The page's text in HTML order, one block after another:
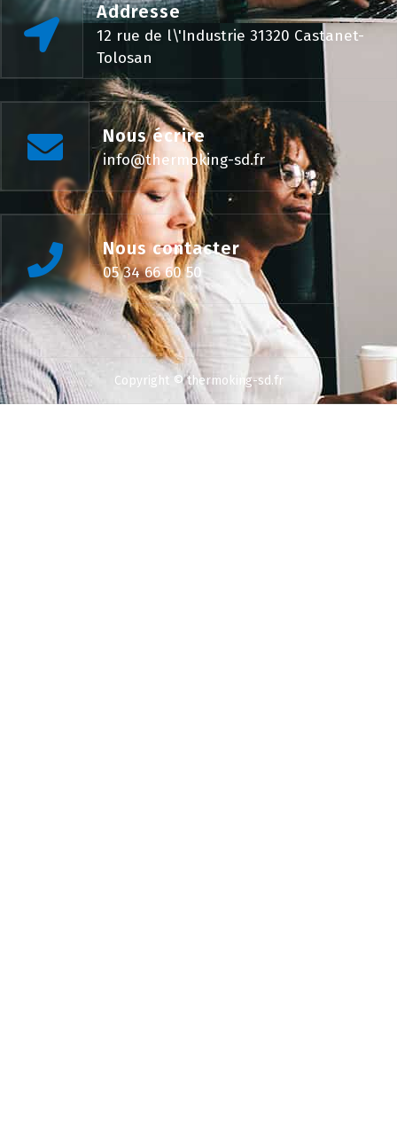
Addresse
12 rue de l\'Industrie 31320 Castanet-
Tolosan
Nous écrire
info@thermoking-sd.fr
Nous contacter
05 34 66 60 50
Copyright © thermoking-sd.fr